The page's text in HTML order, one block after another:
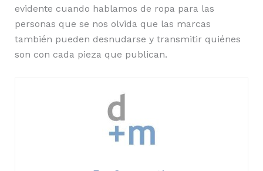
evidente cuando hablamos de ropa para las
personas que se nos olvida que las marcas
también pueden desnudarse y transmitir quiénes
son con cada pieza que publican.